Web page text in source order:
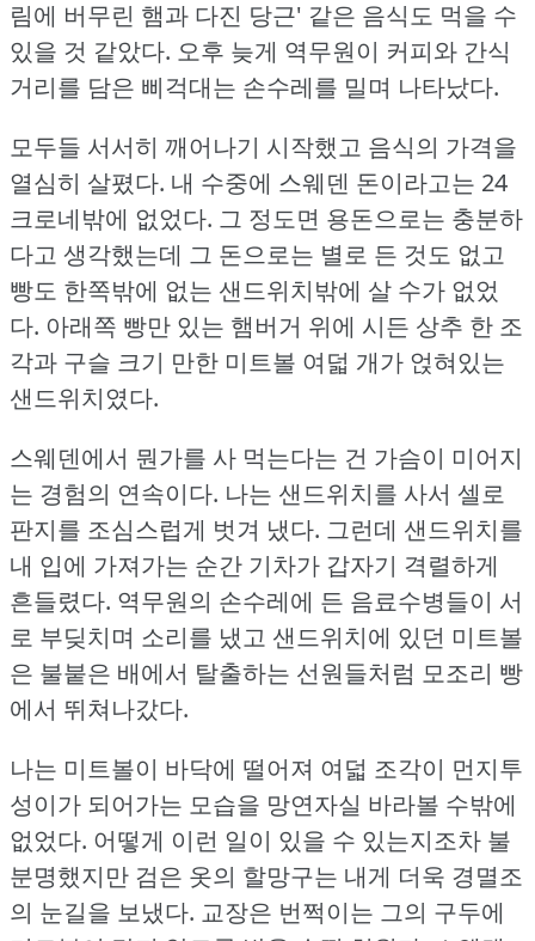
림에 버무린 햄과 다진 당근' 같은 음식도 먹을 수
있을 것 같았다. 오후 늦게 역무원이 커피와 간식
거리를 담은 삐걱대는 손수레를 밀며 나타났다.
모두들 서서히 깨어나기 시작했고 음식의 가격을
열심히 살폈다. 내 수중에 스웨덴 돈이라고는 24
크로네밖에 없었다. 그 정도면 용돈으로는 충분하
다고 생각했는데 그 돈으로는 별로 든 것도 없고
빵도 한쪽밖에 없는 샌드위치밖에 살 수가 없었
다. 아래쪽 빵만 있는 햄버거 위에 시든 상추 한 조
각과 구슬 크기 만한 미트볼 여덟 개가 얹혀있는
샌드위치였다.
스웨덴에서 뭔가를 사 먹는다는 건 가슴이 미어지
는 경험의 연속이다. 나는 샌드위치를 사서 셀로
판지를 조심스럽게 벗겨 냈다. 그런데 샌드위치를
내 입에 가져가는 순간 기차가 갑자기 격렬하게
흔들렸다. 역무원의 손수레에 든 음료수병들이 서
로 부딪치며 소리를 냈고 샌드위치에 있던 미트볼
은 불붙은 배에서 탈출하는 선원들처럼 모조리 빵
에서 뛰쳐나갔다.
나는 미트볼이 바닥에 떨어져 여덟 조각이 먼지투
성이가 되어가는 모습을 망연자실 바라볼 수밖에
없었다. 어떻게 이런 일이 있을 수 있는지조차 불
분명했지만 검은 옷의 할망구는 내게 더욱 경멸조
의 눈길을 보냈다. 교장은 번쩍이는 그의 구두에